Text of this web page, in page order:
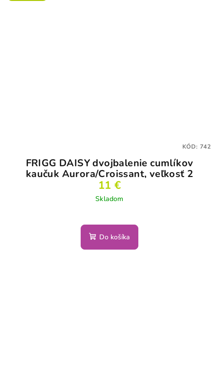
FRIGG DAISY dvojbalenie cumlíkov
kaučuk Aurora/Croissant, veľkosť 2
11 €
Skladom
Do košíka
KÓD: 742